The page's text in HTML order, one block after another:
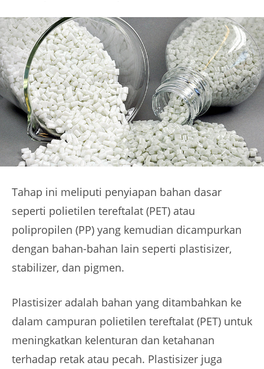
Tahap ini meliputi penyiapan bahan dasar
seperti polietilen tereftalat (PET) atau
polipropilen (PP) yang kemudian dicampurkan
dengan bahan-bahan lain seperti plastisizer,
stabilizer, dan pigmen.
Plastisizer adalah bahan yang ditambahkan ke
dalam campuran polietilen tereftalat (PET) untuk
meningkatkan kelenturan dan ketahanan
terhadap retak atau pecah. Plastisizer juga